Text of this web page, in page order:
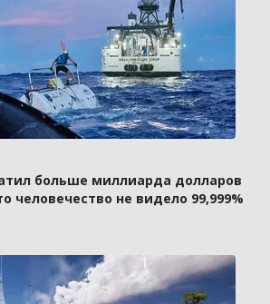
больше миллиарда долларов
человечество не видело 99,999%